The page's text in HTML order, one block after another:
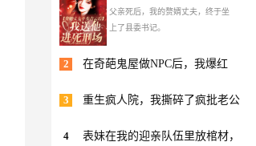
父亲死后，我的赘婿丈夫，终于坐
上了县委书记。
2 在奇葩鬼屋做NPC后，我爆红
3 重生疯人院，我撕碎了疯批老公
4 表妹在我的迎亲队伍里放棺材，